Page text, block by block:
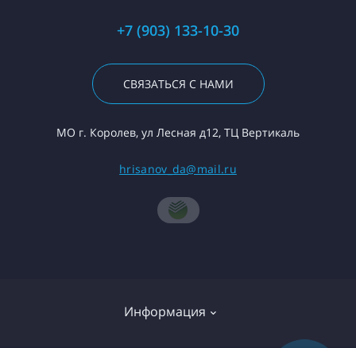
+7 (903) 133-10-30
СВЯЗАТЬСЯ С НАМИ
МО г. Королев, ул Лесная д12, ТЦ Вертикаль
hrisanov_da@mail.ru
Информация